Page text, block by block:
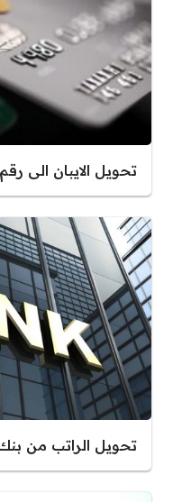
تحويل الايبان الى
تحويل الراتب من